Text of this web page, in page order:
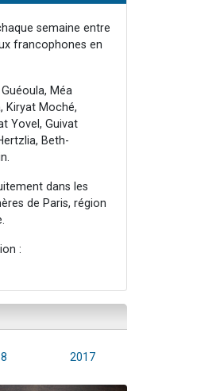
semaine entre
francophones en
Méa
Kiryat Moché,
Yovel, Guivat
Beth-
dans les
de Paris, région
:
2017